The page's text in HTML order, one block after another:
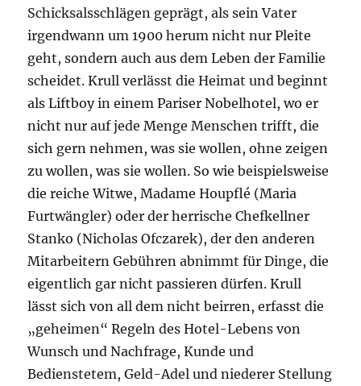
Schicksalsschlägen geprägt, als sein Vater
irgendwann um 1900 herum nicht nur Pleite
geht, sondern auch aus dem Leben der Familie
scheidet. Krull verlässt die Heimat und beginnt
als Liftboy in einem Pariser Nobelhotel, wo er
nicht nur auf jede Menge Menschen trifft, die
sich gern nehmen, was sie wollen, ohne zeigen
zu wollen, was sie wollen. So wie beispielsweise
die reiche Witwe, Madame Houpflé (Maria
Furtwängler) oder der herrische Chefkellner
Stanko (Nicholas Ofczarek), der den anderen
Mitarbeitern Gebühren abnimmt für Dinge, die
eigentlich gar nicht passieren dürfen. Krull
lässt sich von all dem nicht beirren, erfasst die
„geheimen“ Regeln des Hotel-Lebens von
Wunsch und Nachfrage, Kunde und
Bedienstetem, Geld-Adel und niederer Stellung